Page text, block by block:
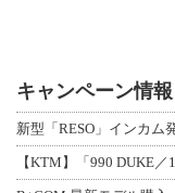
キャンペーン情報
【KTM】「990 DUKE／